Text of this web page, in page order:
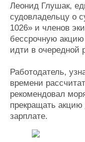
Конференции
Выставки и
Личности
Словарь
Леонид Глушак,
судовладельцу о
1026» и членов
бессрочную
идти в очередной
Работодатель,
времени
рекомендовал
прекращать акцию
зарплате.